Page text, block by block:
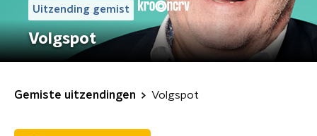
Uitzending gemist
Volgspot
Gemiste uitzendingen Volgspot